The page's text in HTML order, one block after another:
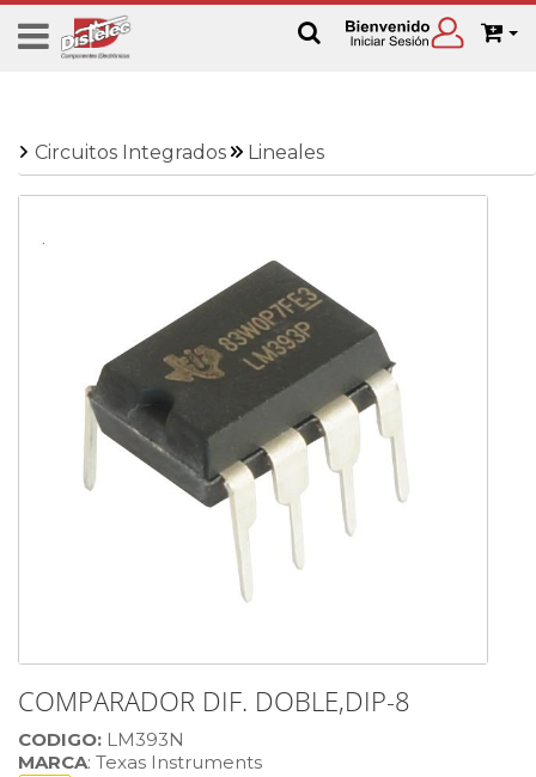
Circuitos Integrados Lineales
COMPARADOR DIF. DOBLE,DIP-8
CODIGO: LM393N
MARCA: Texas Instruments